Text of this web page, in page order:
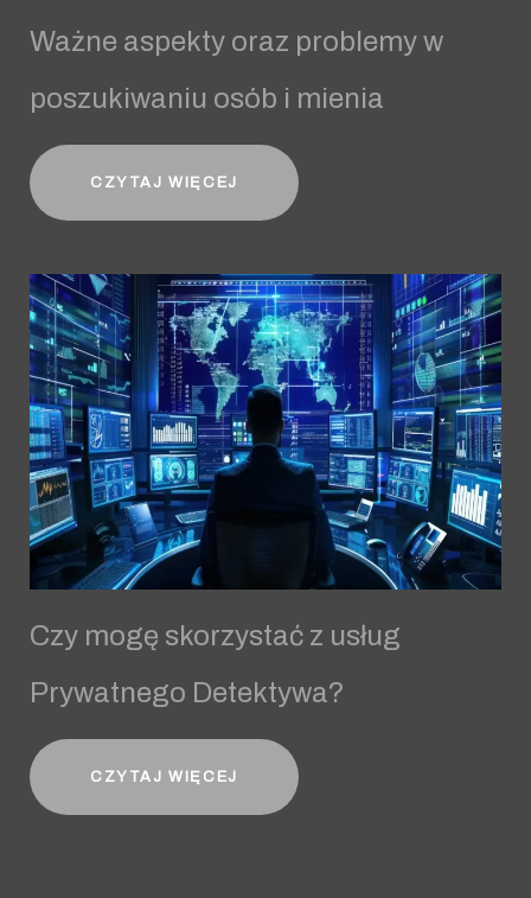
Ważne aspekty oraz problemy w
poszukiwaniu osób i mienia
CZYTAJ WIĘCEJ
Czy mogę skorzystać z usług
Prywatnego Detektywa?
CZYTAJ WIĘCEJ